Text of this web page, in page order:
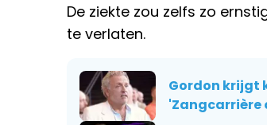
De ziekte zou zelfs zo
te verlaten.
Gordon krijgt
'Zangcarrière